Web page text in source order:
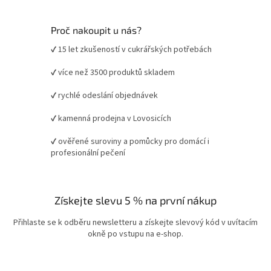
Proč nakoupit u nás?
✔ 15 let zkušeností v cukrářských potřebách
✔ více než 3500 produktů skladem
✔ rychlé odeslání objednávek
✔ kamenná prodejna v Lovosicích
✔ ověřené suroviny a pomůcky pro domácí i
profesionální pečení
Získejte slevu 5 % na první nákup
Přihlaste se k odběru newsletteru a získejte slevový kód v uvítacím
okně po vstupu na e-shop.